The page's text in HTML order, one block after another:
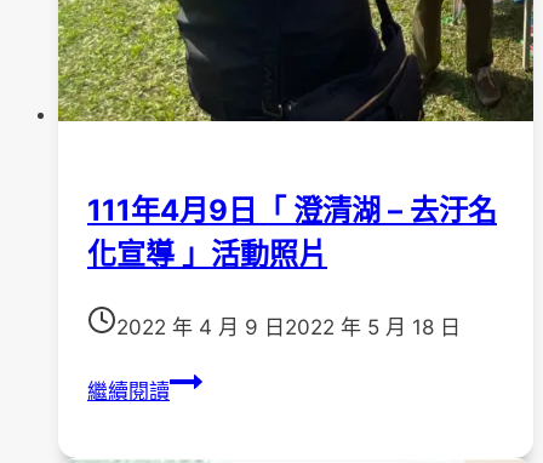
111年4月9日「 澄清湖 – 去汙名
化宣導 」活動照片
2022 年 4 月 9 日 2022 年 5 月 18 日
繼續閱讀111